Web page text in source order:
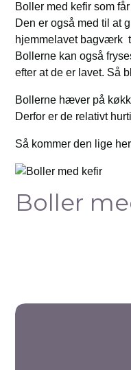
Boller med kefir som
Den er også med til at
hjemmelavet bagværk
Bollerne kan også
efter at de er lavet. Så
Bollerne hæver på
Derfor er de relativt
Så kommer den lige
Boller